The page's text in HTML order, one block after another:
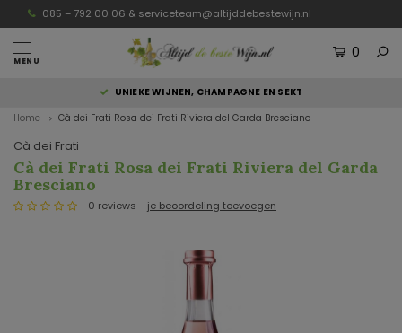
085 – 792 00 06 & serviceteam@altijddebestewijn.nl
MENU
0
UNIEKE WIJNEN, CHAMPAGNE EN SEKT
Home Cà dei Frati Rosa dei Frati Riviera del Garda Bresciano
Cà dei Frati
Cà dei Frati Rosa dei Frati Riviera del Garda
Bresciano
0 reviews - je beoordeling toevoegen